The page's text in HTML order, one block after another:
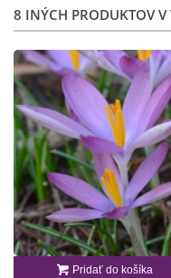
8 INÝCH PRODUKTOV V
Pridať do košíka